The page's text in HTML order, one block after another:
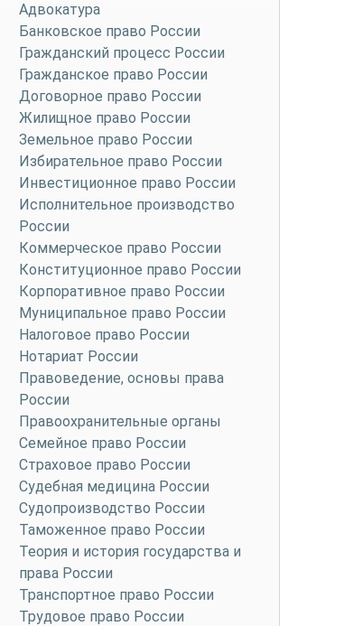
Адвокатура
Банковское право России
Гражданский процесс России
Гражданское право России
Договорное право России
Жилищное право России
Земельное право России
Избирательное право России
Инвестиционное право России
Исполнительное производство
России
Коммерческое право России
Конституционное право России
Корпоративное право России
Муниципальное право России
Налоговое право России
Нотариат России
Правоведение, основы права
России
Правоохранительные органы
Семейное право России
Страховое право России
Судебная медицина России
Судопроизводство России
Таможенное право России
Теория и история государства и
права России
Транспортное право России
Трудовое право России